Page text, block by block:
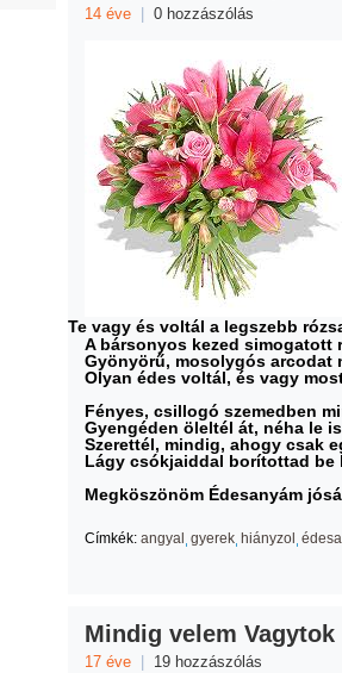
14 éve 0 hozzászólás
Te vagy és voltál a legszebb
A bársonyos kezed simogatott
Gyönyörű, mosolygós arcodat
Olyan édes voltál, és vagy
Fényes, csillogó szemedben
Gyengéden öleltél át, néha le
Szerettél, mindig, ahogy csak
Lágy csókjaiddal borítottad be
Megköszönöm Édesanyám
Címkék: angyal gyerek hiányzol
Mindig velem Vagytok
17 éve 19 hozzászólás